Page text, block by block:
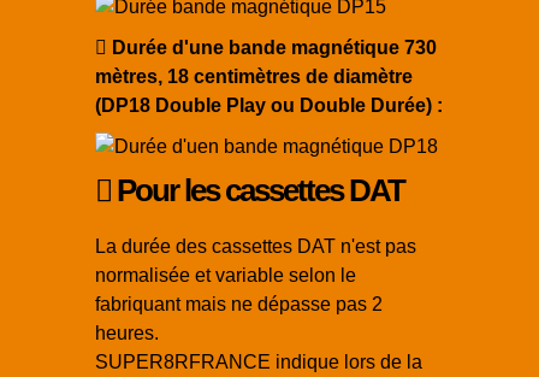
Durée d'une bande magnétique 730
mètres, 18 centimètres de diamètre
(DP18 Double Play ou Double Durée) :
Pour les cassettes DAT
La durée des cassettes DAT n'est pas
normalisée et variable selon le
fabriquant mais ne dépasse pas 2
heures.
SUPER8RFRANCE indique lors de la